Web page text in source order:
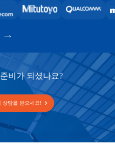
비가 되셨나요?
상담을 받으세요!